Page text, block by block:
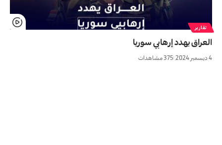
تقارير
العراق يهدد إرهابي سوريا
4 ديسمبر 2024 375 مشاهدات